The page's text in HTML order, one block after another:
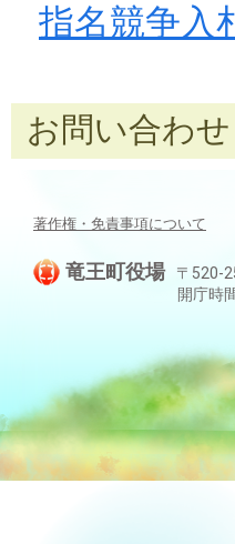
指名競争入
お問い合わ
著作権・免責事項について
竜王町役場
〒520-
開庁時